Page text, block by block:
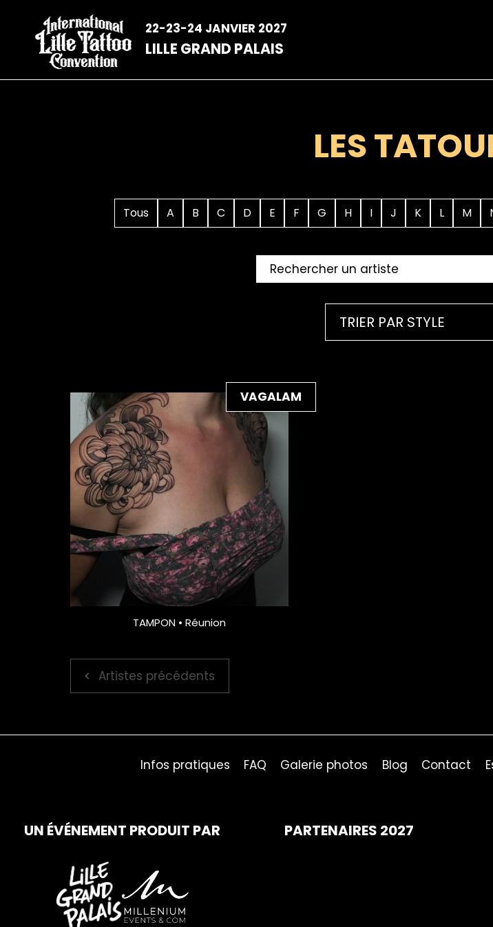
contenu
22-23-24 JANVIER 2027
LILLE GRAND PALAIS
LES
Tous A B C D E F G H I J K L M
TRIER PAR STYLE
VAGALAM
TAMPON • Réunion
Artistes précédents
Infos pratiques FAQ Galerie photos Blog Contact
UN ÉVÉNEMENT PRODUIT PAR PARTENAIRES 2027